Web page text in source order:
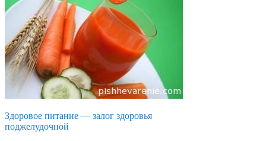
Здоровое питание — залог здоровья
поджелудочной